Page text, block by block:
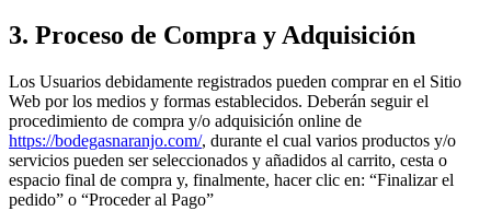
3. Proceso de Compra y Adquisición
Los Usuarios debidamente registrados pueden comprar en el Sitio
Web por los medios y formas establecidos. Deberán seguir el
procedimiento de compra y/o adquisición online de
https://bodegasnaranjo.com/, durante el cual varios productos y/o
servicios pueden ser seleccionados y añadidos al carrito, cesta o
espacio final de compra y, finalmente, hacer clic en: “Finalizar el
pedido” o “Proceder al Pago”